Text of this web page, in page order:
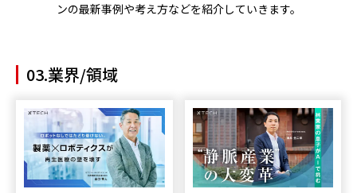
ンの最新事例や考え方などを紹介していきます。
03.業界/領域